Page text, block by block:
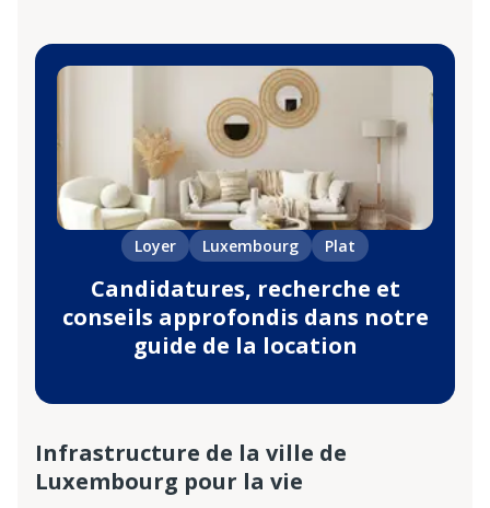
Loyer Luxembourg Plat
Candidatures, recherche et
conseils approfondis dans notre
guide de la location
Infrastructure de la ville de
Luxembourg pour la vie